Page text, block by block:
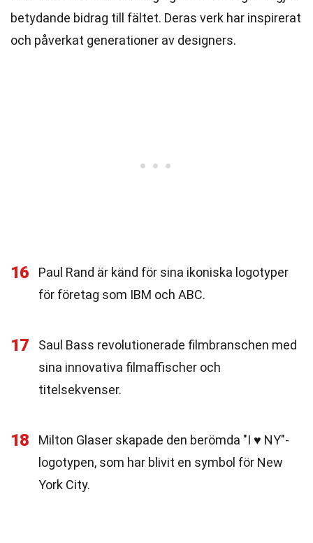
betydande bidrag till fältet. Deras verk har inspirerat
och påverkat generationer av designers.
16
Paul Rand är känd för sina ikoniska logotyper
för företag som IBM och ABC.
17
Saul Bass revolutionerade filmbranschen med
sina innovativa filmaffischer och
titelsekvenser.
18
Milton Glaser skapade den berömda "I ♥ NY"-
logotypen, som har blivit en symbol för New
York City.